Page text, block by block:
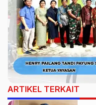
ARTIKEL TERKAIT